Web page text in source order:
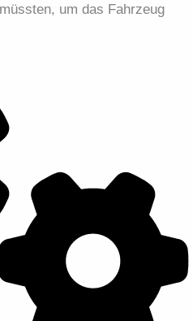
um das Fahrzeug